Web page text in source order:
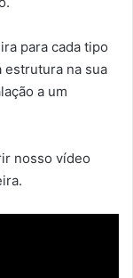
para cada tipo
estrutura na sua
a um
nosso vídeo